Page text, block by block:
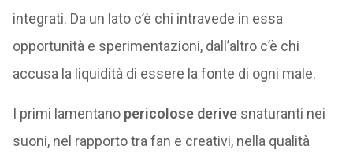
integrati. Da un lato c’è chi intravede in essa
opportunità e sperimentazioni, dall’altro c’è chi
accusa la liquidità di essere la fonte di ogni male.
I primi lamentanopericolose derivesnaturanti nei
suoni, nel rapporto tra fan e creativi, nella qualità